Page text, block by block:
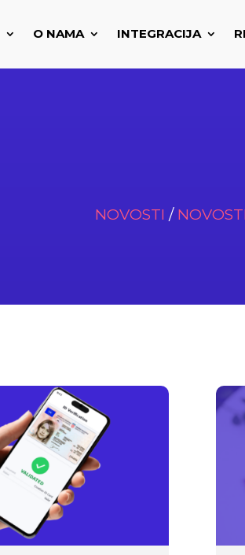
O NAMA INTEGRACIJA
NOVOSTI /